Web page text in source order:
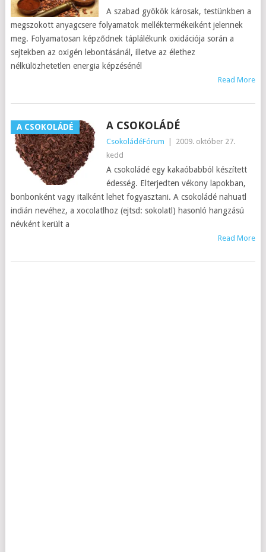
A szabad gyökök károsak, testünkben a
megszokott anyagcsere folyamatok melléktermékeiként jelennek
meg. Folyamatosan képződnek táplálékunk oxidációja során a
sejtekben az oxigén lebontásánál, illetve az élethez
nélkülözhetetlen energia képzésénél
Read More
A CSOKOLÁDÉ A CSOKOLÁDÉ
CsokoládéFórum
2009. október 27.
kedd
A csokoládé egy kakaóbabból készített
édesség. Elterjedten vékony lapokban,
bonbonként vagy italként lehet fogyasztani. A csokoládé nahuatl
indián nevéhez, a xocolatlhoz (ejtsd: sokolatl) hasonló hangzású
névként került a
Read More